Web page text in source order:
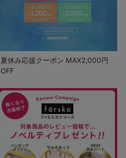
夏休み応援クーポン MAX2,000円
OFF